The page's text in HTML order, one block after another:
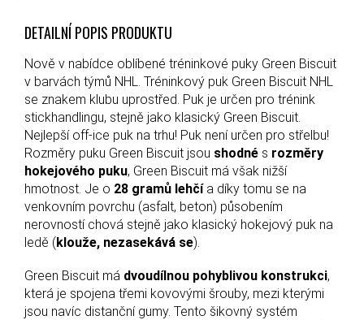
DETAILNÍ POPIS PRODUKTU
Nově v nabídce oblíbené tréninkové puky Green Biscuit
v barvách týmů NHL. Tréninkový puk Green Biscuit NHL
se znakem klubu uprostřed. Puk je určen pro trénink
stickhandlingu, stejně jako klasický Green Biscuit.
Nejlepší off-ice puk na trhu! Puk není určen pro střelbu!
Rozměry puku Green Biscuit jsou shodné s rozměry
hokejového puku, Green Biscuit má však nižší
hmotnost. Je o 28 gramů lehčía díky tomu se na
venkovním povrchu (asfalt, beton) působením
nerovností chová stejně jako klasický hokejový puk na
ledě (klouže, nezasekává se).
Green Biscuit má dvoudílnou pohyblivou konstrukci,
která je spojena třemi kovovými šrouby, mezi kterými
jsou navíc distanční gumy. Tento šikovný systém